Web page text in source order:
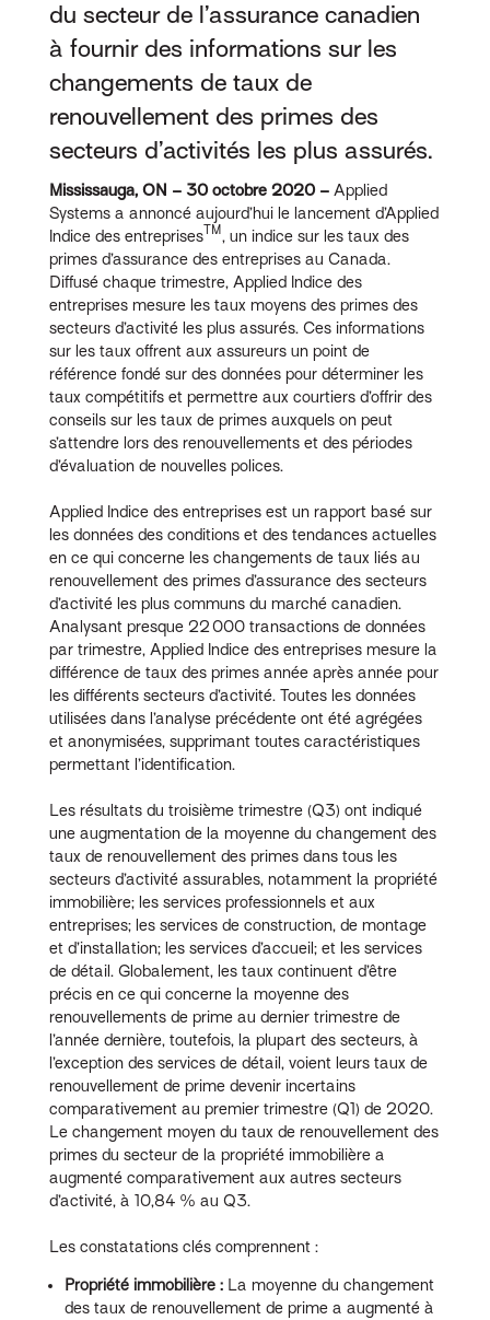
du secteur de l’assurance canadien
à fournir des informations sur les
changements de taux de
renouvellement des primes des
secteurs d’activités les plus assurés.
Mississauga, ON – 30 octobre 2020 – Applied
Systems a annoncé aujourd’hui le lancement d’Applied
Indice des entreprisesTM, un indice sur les taux des
primes d’assurance des entreprises au Canada.
Diffusé chaque trimestre, Applied Indice des
entreprises mesure les taux moyens des primes des
secteurs d’activité les plus assurés. Ces informations
sur les taux offrent aux assureurs un point de
référence fondé sur des données pour déterminer les
taux compétitifs et permettre aux courtiers d’offrir des
conseils sur les taux de primes auxquels on peut
s’attendre lors des renouvellements et des périodes
d’évaluation de nouvelles polices.
Applied Indice des entreprises est un rapport basé sur
les données des conditions et des tendances actuelles
en ce qui concerne les changements de taux liés au
renouvellement des primes d’assurance des secteurs
d’activité les plus communs du marché canadien.
Analysant presque 22 000 transactions de données
par trimestre, Applied Indice des entreprises mesure la
différence de taux des primes année après année pour
les différents secteurs d’activité. Toutes les données
utilisées dans l’analyse précédente ont été agrégées
et anonymisées, supprimant toutes caractéristiques
permettant l’identification.
Les résultats du troisième trimestre (Q3) ont indiqué
une augmentation de la moyenne du changement des
taux de renouvellement des primes dans tous les
secteurs d’activité assurables, notamment la propriété
immobilière; les services professionnels et aux
entreprises; les services de construction, de montage
et d’installation; les services d’accueil; et les services
de détail. Globalement, les taux continuent d’être
précis en ce qui concerne la moyenne des
renouvellements de prime au dernier trimestre de
l’année dernière, toutefois, la plupart des secteurs, à
l’exception des services de détail, voient leurs taux de
renouvellement de prime devenir incertains
comparativement au premier trimestre (Q1) de 2020.
Le changement moyen du taux de renouvellement des
primes du secteur de la propriété immobilière a
augmenté comparativement aux autres secteurs
d’activité, à 10,84 % au Q3.
Les constatations clés comprennent :
Propriété immobilière : La moyenne du changement
des taux de renouvellement de prime a augmenté à